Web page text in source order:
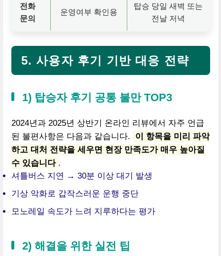
전화
문의
운영여부 확인용
탑승 당일 새벽 또는
전날 저녁
5. 사용자 후기 기반 대응 전략
1) 탑승자 후기 공통 불만 TOP3
2024년과 2025년 상반기 온라인 리뷰에서 자주 언급
된 불편사항은 다음과 같습니다.
이 항목을 미리 파악
하고 대처 전략을 세우면 현장 만족도가 매우 높아질
수 있습니다 .
셔틀버스 지연 → 30분 이상 대기 발생
기상 악화로 갑작스러운 운행 중단
모노레일 속도가 느려 지루하다는 평가
2) 해결을 위한 실전 팁